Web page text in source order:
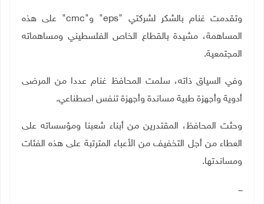
وتقدمت غنام بالشكر لشركتي "eps" و"cmc" على هذه
المساهمة، مشيدة بالقطاع الخاص الفلسطيني ومساهماته
المجتمعية.
وفي السياق ذاته، سلمت المحافظ غنام عددا من المرضى
أدوية وأجهزة طبية مساندة وأجهزة تنفس اصطناعي.
وحثت المحافظ، المقتدرين من أبناء شعبنا ومؤسساته على
العطاء من أجل التخفيف من الأعباء المترتبة على هذه الفئات
ومساندتها.
ـــ